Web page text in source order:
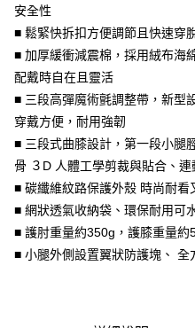
【大哥付你分期使用說明】
2.付款方式選擇「大哥付你分期」，
流程，驗證手機門號後，選擇欲分
成交易。
3.實際核准額度、可分期數及費用金
4.訂單成立30分鐘內，如未前往確
消。如遇「轉專審核」未通過狀況，
法說明評估內容。
【繳款方式說明】
1.分期款項不併入電信帳單，「大哥
醒簡訊。
帳／街口支付／iPASS MONEY」等
【注意事項】
1.本服務係由「台灣大哥大股份有
AFTEE先享後付
相關說明
【關於「AFTEE先享後付」】
AFTEE先享後付是「在收到商品之
便利好安心！
１．簡單：不需註冊會員、不需綁卡
２．便利：只要手機號碼，簡訊認證
３．安心：先確認商品／服務後，再
【「AFTEE先享後付」結帳流程】
１．於結帳方式選擇「AFTEE先享
結帳頁面，進行簡訊認證並確認金額
３．收到繳費通知簡訊後14天內，
ATM／網路銀行／等多元方式進行
ATM付款
運送方式
全家取貨付款
每筆NT$80，滿NT$1,999(含以
付款後全家取貨
每筆NT$80，滿NT$1,999(含以
7-11取貨付款
安全性
■ 鬆緊快拆扣方便調節且快速穿
■ 加厚緩衝減震棉，採用絨布海
配戴時自在且靈活
■ 三段高彈魔術氈調整帶，新型
穿戴方便，耐用強韌
■ 三段式曲膝設計，第一段小腿
骨 ３D 人體工學剪裁與貼合、
■ 碳纖維紋路保護外殼 時尚耐看
■ 網狀透氣收納袋、環保耐用可
■ 護肘重量約350g，護膝重量
■ 小腿外側設置翼狀防護塊、 全